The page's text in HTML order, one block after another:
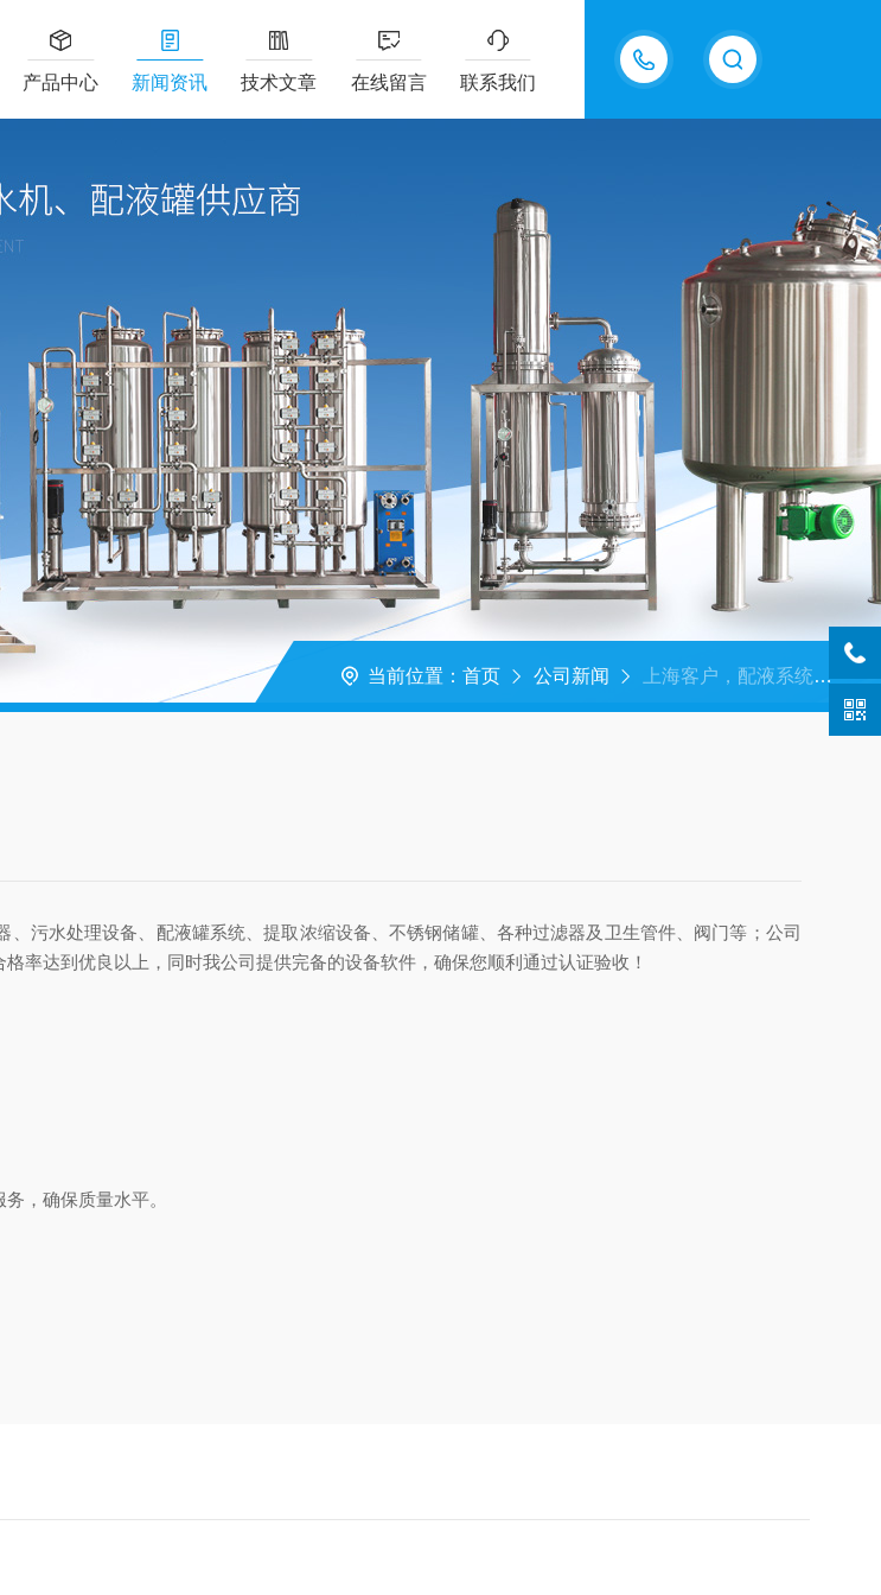
13770985289
产品中心 新闻资讯 技术文章 在线留言 联系我们
当前位置： 首页 公司新闻 上海客户，配液系统装车中！！！
污水处理设备、配液罐系统、提取浓缩设备、不锈钢储罐、各种过滤器及卫生管件、阀门等；公司
率达到优良以上，同时我公司提供完备的设备软件，确保您顺利通过认证验收！
，确保质量水平。